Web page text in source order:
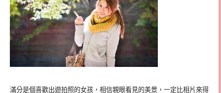
滿分是個喜歡出遊拍照的女孩，相信親眼看見的美景，一定比相片來得